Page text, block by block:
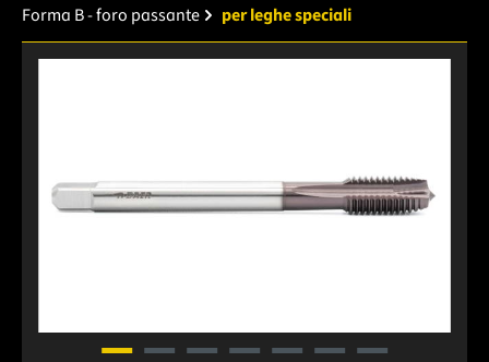
Forma B - foro passante
per leghe speciali